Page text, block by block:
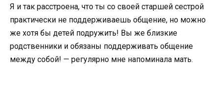
Я и так расстроена, что ты со своей старшей сестрой
практически не поддерживаешь общение, но можно
же хотя бы детей подружить! Вы же близкие
родственники и обязаны поддерживать общение
между собой! — регулярно мне напоминала мать.